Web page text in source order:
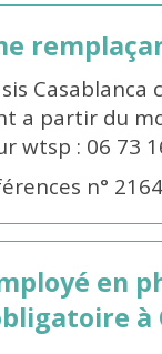
a partir du
wtsp : 06 73
n°
en
à